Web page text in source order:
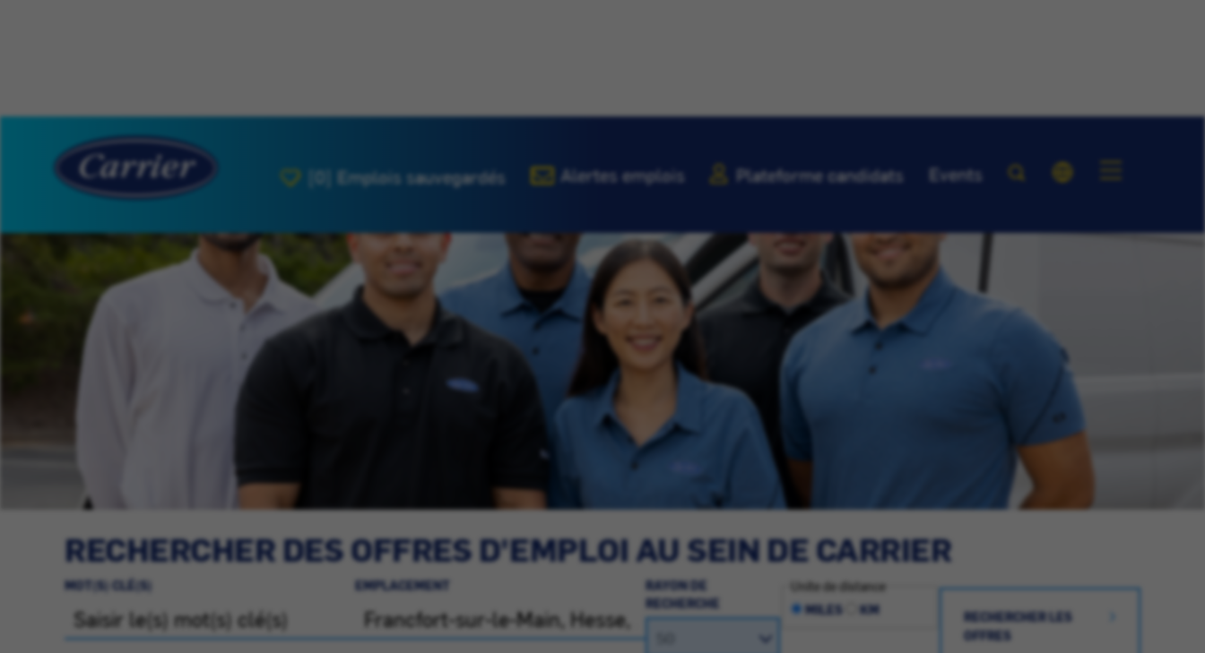
[0] Emplois sauvegardés Alertes emplois Plateforme candidats Events
RECHERCHER DES OFFRES D'EMPLOI AU SEIN DE CARRIER
MOT(S) CLÉ(S) EMPLACEMENT
RAYON DE
RECHERCHE
Unite de distance
MILES
KM
RECHERCHER LES
OFFRES